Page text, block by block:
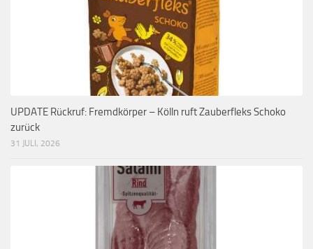
UPDATE Rückruf: Fremdkörper – Kölln ruft Zauberfleks Schoko
zurück
31 JULI, 2026